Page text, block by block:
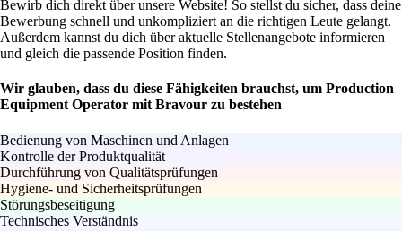
Bewirb dich direkt über unsere Website! So stellst du sicher, dass deine
Bewerbung schnell und unkompliziert an die richtigen Leute gelangt.
Außerdem kannst du dich über aktuelle Stellenangebote informieren
und gleich die passende Position finden.
Wir glauben, dass du diese Fähigkeiten brauchst, um Production
Equipment Operator mit Bravour zu bestehen
Bedienung von Maschinen und Anlagen
Kontrolle der Produktqualität
Durchführung von Qualitätsprüfungen
Hygiene- und Sicherheitsprüfungen
Störungsbeseitigung
Technisches Verständnis